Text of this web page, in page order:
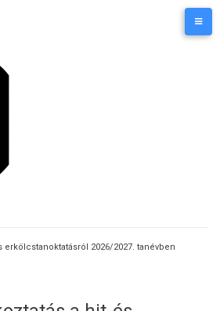
erkölcstanoktatásról 2026/2027. tanévben